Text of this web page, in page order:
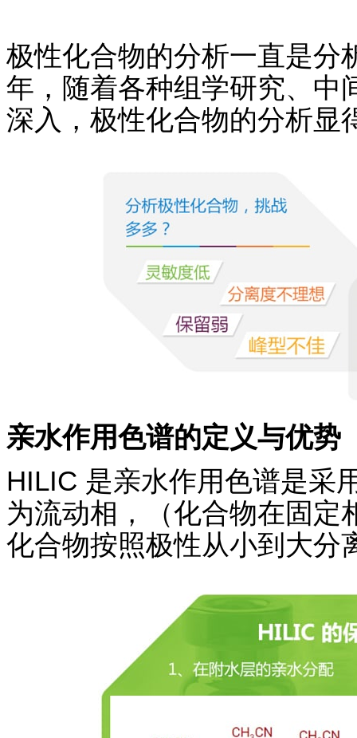
极性化合物的分析一直是分
年，随着各种组学研究、中
深入，极性化合物的分析显
亲水作用色谱的定义与优势
HILIC 是亲水作用色谱是采
为流动相，（化合物在固定
化合物按照极性从小到大分